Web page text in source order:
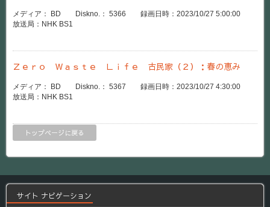
メディア： BD Diskno.： 5366 録画日時：2023/10/27 5:00:00
放送局：NHK BS1
Ｚｅｒｏ Ｗａｓｔｅ Ｌｉｆｅ 古民家（２）：春の恵み
メディア： BD Diskno.： 5367 録画日時：2023/10/27 4:30:00
放送局：NHK BS1
トップページに戻る
サイト ナビゲーション